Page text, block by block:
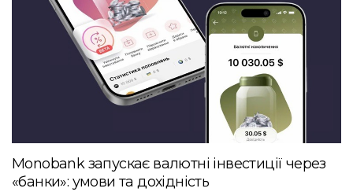
Monobank запускає валютні інвестиції через
«банки»: умови та дохідність